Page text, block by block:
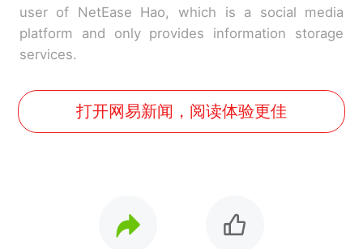
user of NetEase Hao, which is a social media
platform and only provides information storage
services.
打开网易新闻，阅读体验更佳